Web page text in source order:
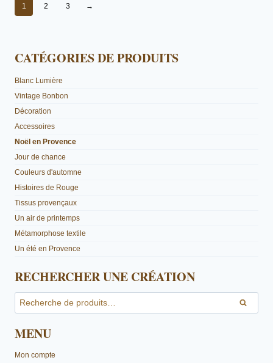
page
1 2 3 →
CATÉGORIES DE PRODUITS
Blanc Lumière
Vintage Bonbon
Décoration
Accessoires
Noël en Provence
Jour de chance
Couleurs d'automne
Histoires de Rouge
Tissus provençaux
Un air de printemps
Métamorphose textile
Un été en Provence
RECHERCHER UNE CRÉATION
pour :
MENU
Mon compte